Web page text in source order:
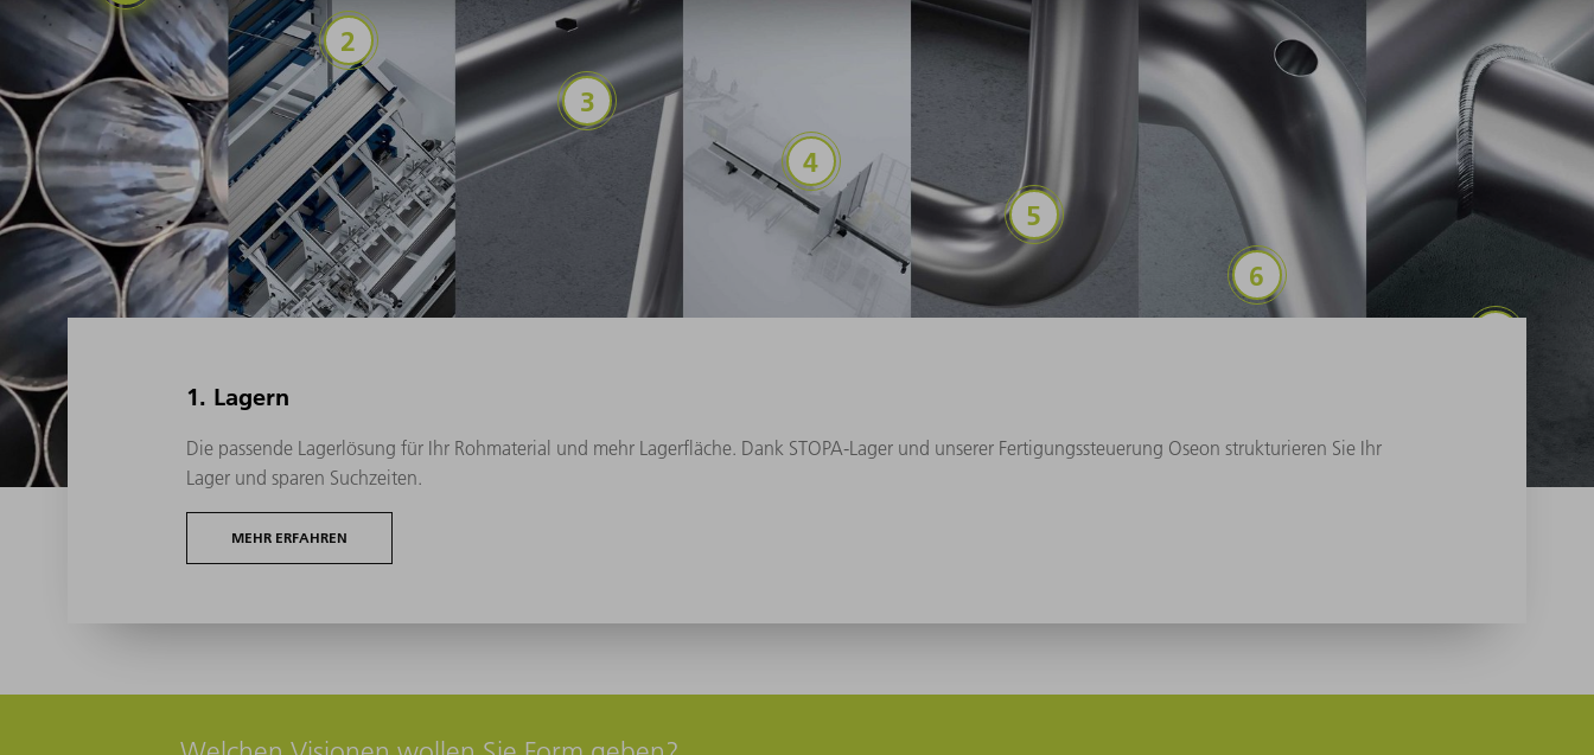
Automatisiertes Beladen
Laserrohrschneiden
Automatisiertes Entladen und Sortieren
Rohrbiegen
3D-Laserschneiden
1. Lagern
Die passende Lagerlösung für Ihr Rohmaterial und mehr Lagerfläche. Dank STOPA-Lager und unserer Fertigungssteuerung Oseon strukturieren Sie Ihr
Lager und sparen Suchzeiten.
MEHR ERFAHREN